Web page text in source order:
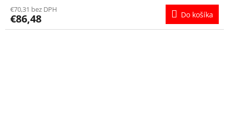
€70,31 bez DPH
€86,48 Do košíka